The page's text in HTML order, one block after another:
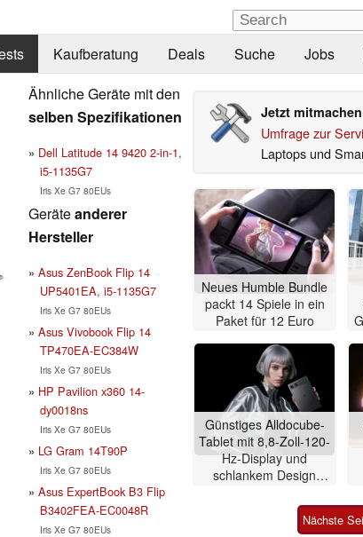
Kaufberatung Deals Suche Jobs
Ähnliche Geräte mit den
selben Spezifikationen
Dell Latitude 14 9420 2-in-1,
i5-1135G7
Iris Xe G7 80EUs
Geräteanderer
Hersteller
Asus ZenBook Flip 14
UP5401EA, i5-1135G7
Iris Xe G7 80EUs
Asus Vivobook Flip 14
TP470EA-EC384W
Iris Xe G7 80EUs
HP Pavilion x360 14-
dy0018ns
Iris Xe G7 80EUs
LG Gram 14T90P
Iris Xe G7 80EUs
Asus ExpertBook B3 Flip
B3402FEA-EC0048R
Iris Xe G7 80EUs
Jetzt
Umfrage zur
Laptops und
Neues Humble Bundle
packt 14 Spiele in ein
Paket für 12 Euro
Günstiges Alldocube-
Tablet mit 8,8-Zoll-120-
Hz-Display und
schlankem Design
Nächste